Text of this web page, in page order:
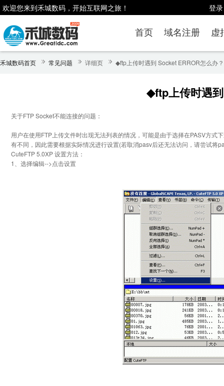
登录
欢迎您来到禾城数码，开始互联网之旅！
首页 域名注册 虚
禾城数码首页 常见问题 详细页 ◆ftp上传时遇到 Socket ERROR怎么办？
◆ftp上传时遇
关于FTP Socket不能连接的问题：
用户在使用FTP上传文件时出现无法列表的情况，可能是由于选择在PASV方
有不同，因此需要根据实际情况进行设置(若取消pasv后还无法访问，请尝试将
CuteFTP 5.0XP 设置方法：
1、选择编辑-->点击设置